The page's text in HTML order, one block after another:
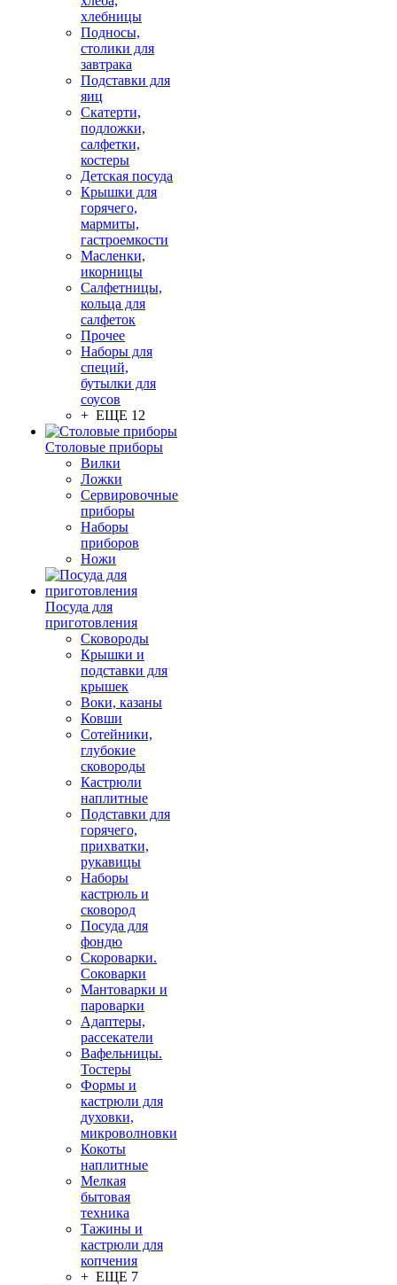
хлебницы
Подносы,
столики для
завтрака
Подставки для
яиц
Скатерти,
подложки,
салфетки,
костеры
Детская посуда
Крышки для
горячего,
мармиты,
гастроемкости
Масленки,
икорницы
Салфетницы,
кольца для
салфеток
Прочее
Наборы для
специй,
бутылки для
соусов
+ ЕЩЕ 12
Столовые приборы
Вилки
Ложки
Сервировочные
приборы
Наборы
приборов
Ножи
Посуда для
приготовления
Сковороды
Крышки и
подставки для
крышек
Воки, казаны
Ковши
Сотейники,
глубокие
сковороды
Кастрюли
наплитные
Подставки для
горячего,
прихватки,
рукавицы
Наборы
кастрюль и
сковород
Посуда для
фондю
Скороварки.
Соковарки
Мантоварки и
пароварки
Адаптеры,
рассекатели
Вафельницы.
Тостеры
Формы и
кастрюли для
духовки,
микроволновки
Кокоты
наплитные
Мелкая
бытовая
техника
Тажины и
кастрюли для
копчения
+ ЕЩЕ 7